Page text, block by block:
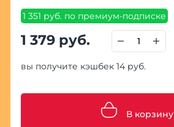
1 351 руб. по премиум-подписке
1 379 руб.
вы получите кэшбек 14 руб.
В корзину